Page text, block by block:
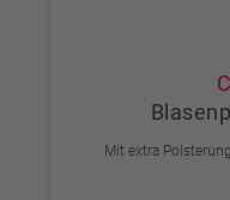
Mit extra